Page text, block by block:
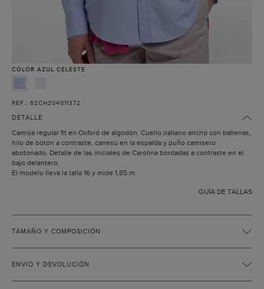
COLOR AZUL CELESTE
REF.: 62CH204011372
DETALLE
Camisa regular fit en Oxford de algodón. Cuello italiano ancho con ballenas,
hilo de botón a contraste, canesú en la espalda y puño camisero
abotonado. Detalle de las iniciales de Carolina bordadas a contraste en el
bajo delantero.
El modelo lleva la talla 16 y mide 1,85 m.
GUÍA DE TALLAS
TAMAÑO Y COMPOSICIÓN
ENVÍO Y DEVOLUCIÓN